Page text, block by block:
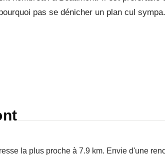
pas se dénicher un plan cul sympa.
la plus proche à 7.9 km. Envie d'une